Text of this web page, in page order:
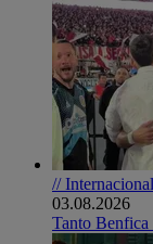
//
03.08.2026
Tanto Benfica